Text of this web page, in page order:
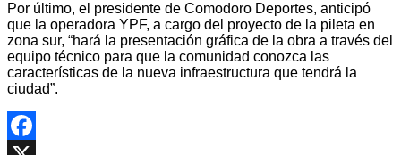
Por último, el presidente de Comodoro Deportes, anticipó
que la operadora YPF, a cargo del proyecto de la pileta en
zona sur, “hará la presentación gráfica de la obra a través del
equipo técnico para que la comunidad conozca las
características de la nueva infraestructura que tendrá la
ciudad”.